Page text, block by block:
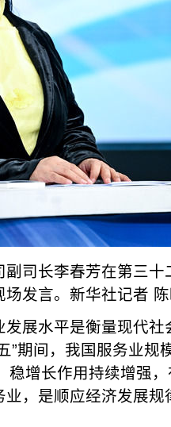
司长李春芳在第三十
发言。新华社记者
展水平是衡量现代
”期间，我国服务业规
稳增长作用持续增强
，是顺应经济发展